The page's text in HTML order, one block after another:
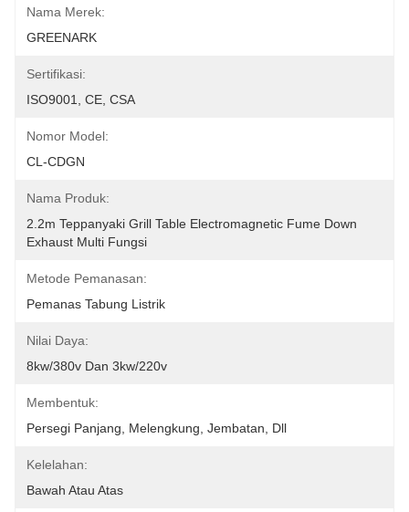
Nama Merek:
GREENARK
Sertifikasi:
ISO9001, CE, CSA
Nomor Model:
CL-CDGN
Nama Produk:
2.2m Teppanyaki Grill Table Electromagnetic Fume Down
Exhaust Multi Fungsi
Metode Pemanasan:
Pemanas Tabung Listrik
Nilai Daya:
8kw/380v Dan 3kw/220v
Membentuk:
Persegi Panjang, Melengkung, Jembatan, Dll
Kelelahan:
Bawah Atau Atas